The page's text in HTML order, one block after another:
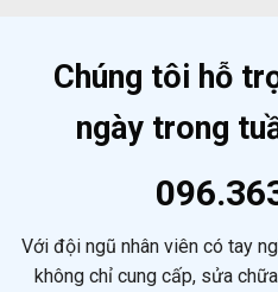
Chúng tôi hỗ
ngày trong
Với đội ngũ nhân viên có tay
không chỉ cung cấp, sửa